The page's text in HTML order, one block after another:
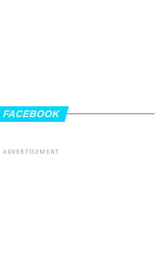
FACEBOOK
ADVERTISEMENT